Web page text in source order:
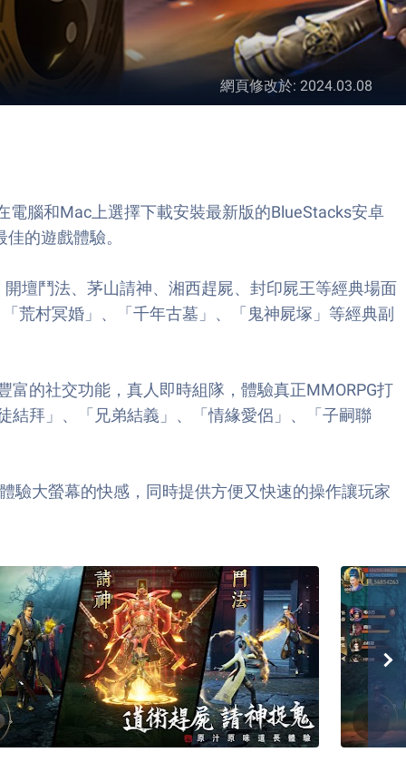
網頁修改於: 2024.03.08
腦和Mac上選擇下載安裝最新版的BlueStacks安卓
的遊戲體驗。
壇鬥法、茅山請神、湘西趕屍、封印屍王等經典場面
荒村冥婚」、「千年古墓」、「鬼神屍塚」等經典副
的社交功能，真人即時組隊，體驗真正MMORPG打
結拜」、「兄弟結義」、「情緣愛侶」、「子嗣聯
驗大螢幕的快感，同時提供方便又快速的操作讓玩家